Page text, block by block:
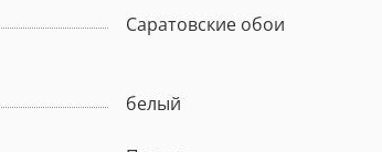
Саратовские обои
белый